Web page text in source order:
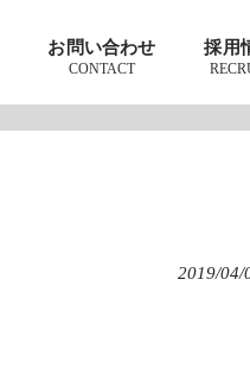
お問い合わせ
CONTACT
採用
2019/04/